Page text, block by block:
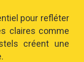
pour refléter
claires comme
créent une